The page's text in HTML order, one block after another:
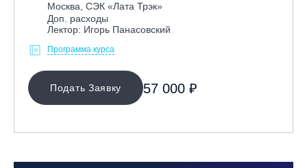
Москва, СЭК «Лата Трэк»
Доп. расходы
Лектор: Игорь Панасовский
Программа курса
Подать Заявку 57 000 ₽